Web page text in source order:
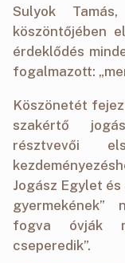
Sulyok
köszöntőjében
érdeklődés
fogalmazott:
Köszönetét
szakértő
résztvevői
Jogász Egylet
gyermekének”
fogva óvják
cseperedik”.